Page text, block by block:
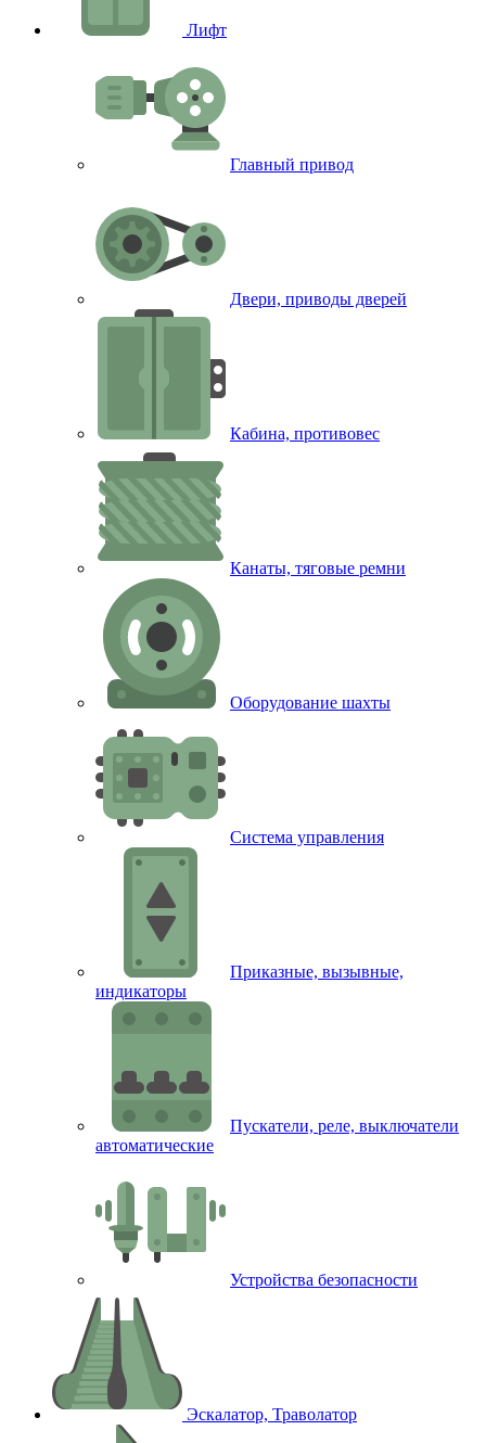
Лифт
Главный привод
Двери, приводы дверей
Кабина, противовес
Канаты, тяговые ремни
Оборудование шахты
Система управления
Приказные, вызывные,
индикаторы
Пускатели, реле, выключатели
автоматические
Устройства безопасности
Эскалатор, Траволатор